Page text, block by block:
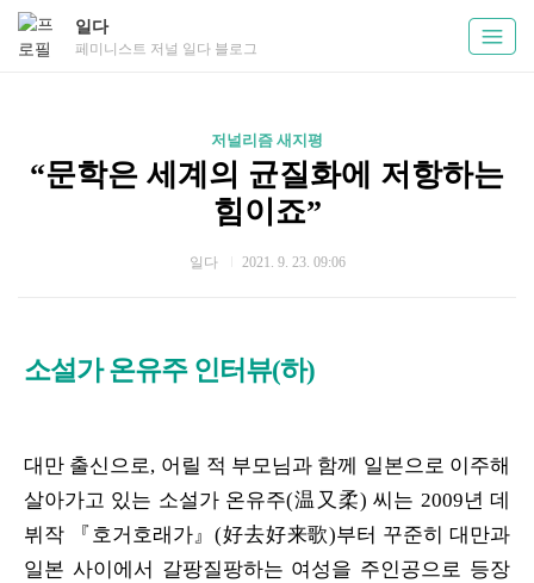
일다
페미니스트 저널 일다 블로그
저널리즘 새지평
“문학은 세계의 균질화에 저항하는
힘이죠”
일다 2021. 9. 23. 09:06
소설가 온유주 인터뷰(하)
대만 출신으로, 어릴 적 부모님과 함께 일본으로 이주해
살아가고 있는 소설가 온유주(温又柔) 씨는 2009년 데
뷔작 『호거호래가』(好去好来歌)부터 꾸준히 대만과
일본 사이에서 갈팡질팡하는 여성을 주인공으로 등장